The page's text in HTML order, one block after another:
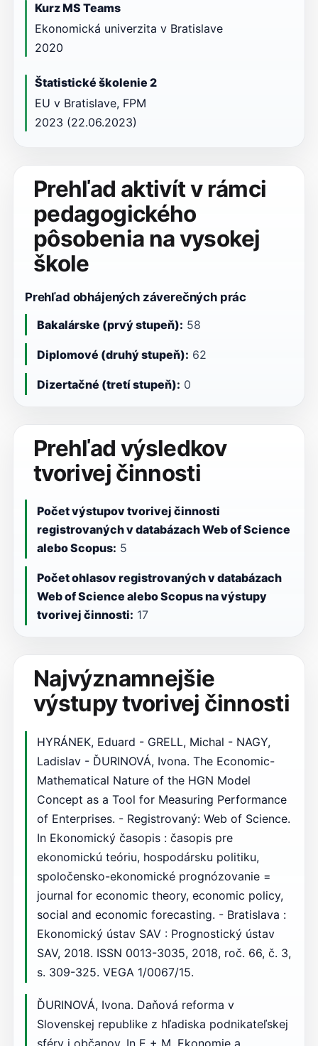
Kurz MS Teams
Ekonomická univerzita v Bratislave
2020
Štatistické školenie 2
EU v Bratislave, FPM
2023 (22.06.2023)
Prehľad aktivít v rámci
pedagogického
pôsobenia na vysokej
škole
Prehľad obhájených záverečných prác
Bakalárske (prvý stupeň): 58
Diplomové (druhý stupeň): 62
Dizertačné (tretí stupeň): 0
Prehľad výsledkov
tvorivej činnosti
Počet výstupov tvorivej činnosti
registrovaných v databázach Web of Science
alebo Scopus: 5
Počet ohlasov registrovaných v databázach
Web of Science alebo Scopus na výstupy
tvorivej činnosti: 17
Najvýznamnejšie
výstupy tvorivej činnosti
HYRÁNEK, Eduard - GRELL, Michal - NAGY,
Ladislav - ĎURINOVÁ, Ivona. The Economic-
Mathematical Nature of the HGN Model
Concept as a Tool for Measuring Performance
of Enterprises. - Registrovaný: Web of Science.
In Ekonomický časopis : časopis pre
ekonomickú teóriu, hospodársku politiku,
spoločensko-ekonomické prognózovanie =
journal for economic theory, economic policy,
social and economic forecasting. - Bratislava :
Ekonomický ústav SAV : Prognostický ústav
SAV, 2018. ISSN 0013-3035, 2018, roč. 66, č. 3,
s. 309-325. VEGA 1/0067/15.
ĎURINOVÁ, Ivona. Daňová reforma v
Slovenskej republike z hľadiska podnikateľskej
sféry i občanov. In E + M. Ekonomie a